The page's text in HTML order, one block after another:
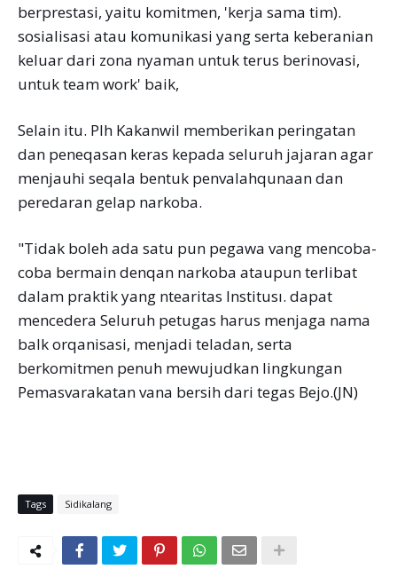
berprestasi, yaitu komitmen, 'kerja sama tim).
sosialisasi atau komunikasi yang serta keberanian
keluar dari zona nyaman untuk terus berinovasi,
untuk team work' baik,
Selain itu. PIh Kakanwil memberikan peringatan
dan peneqasan keras kepada seluruh jajaran agar
menjauhi seqala bentuk penvalahqunaan dan
peredaran gelap narkoba.
"Tidak boleh ada satu pun pegawa vang mencoba-
coba bermain denqan narkoba ataupun terlibat
dalam praktik yang ntearitas Institusı. dapat
mencedera Seluruh petugas harus menjaga nama
balk orqanisasi, menjadi teladan, serta
berkomitmen penuh mewujudkan lingkungan
Pemasvarakatan vana bersih dari tegas Bejo.(JN)
Tags Sidikalang